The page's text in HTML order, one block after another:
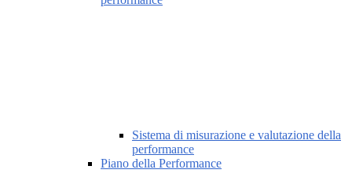
Sistema di misurazione e valutazione della
performance
Piano della Performance